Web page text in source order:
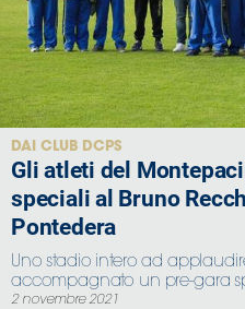
DAI CLUB DCPS
Gli atleti del
speciali al Bruno
Pontedera
Uno stadio intero ad
accompagnato un pre-gara
2 novembre 2021